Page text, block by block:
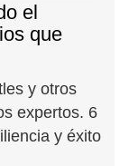
el
que
y otros
expertos. 6
y éxito